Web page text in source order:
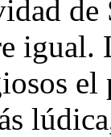
de
igual.
el